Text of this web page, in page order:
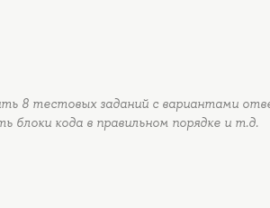
8 тестовых заданий с вариантами
блоки кода в правильном порядке и т.д.